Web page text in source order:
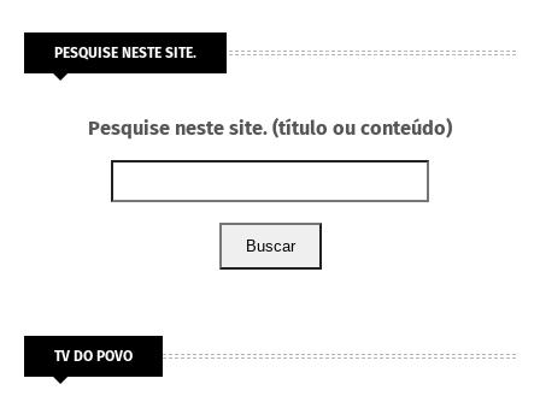
PESQUISE NESTE SITE.
Pesquise neste site. (título ou conteúdo)
Buscar
TV DO POVO